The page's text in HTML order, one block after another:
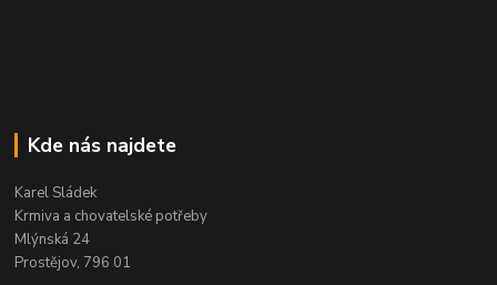
Kde nás najdete
Karel Sládek
Krmiva a chovatelské potřeby
Mlýnská 24
Prostějov, 796 01